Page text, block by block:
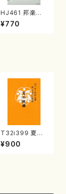
HJ461 邦楽ジャ
ーナルVol.461
（25年6月号）
¥770
T32i399 夏の
組曲（尺八/初代
山川園松/楽譜）
¥900